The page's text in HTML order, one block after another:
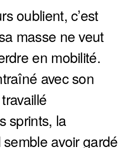
oublient, c’est
masse ne veut
en mobilité.
avec son
sprints, la
avoir gardé